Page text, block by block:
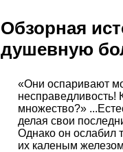
Обзорная
душевную
«Они оспаривают
несправедливость!
множество?»
делая свои
Однако он ослабил
их каленым